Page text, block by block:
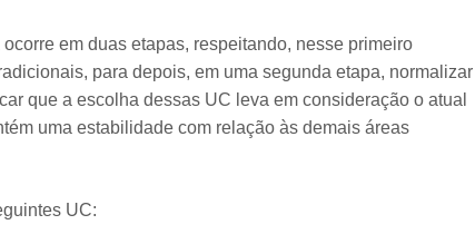
em duas etapas, respeitando, nesse primeiro
para depois, em uma segunda etapa, normalizar
que a escolha dessas UC leva em consideração o atual
uma estabilidade com relação às demais áreas
UC: